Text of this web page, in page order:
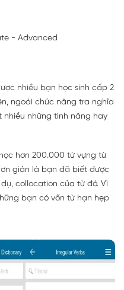
- Advanced
nhiều bạn học sinh cấp 2
ngoài chức năng tra nghĩa
những tính năng hay
hơn 200.000 từ vựng từ
giản là bạn đã biết được
collocation của từ đó. Vì
bạn có vốn từ hạn hẹp